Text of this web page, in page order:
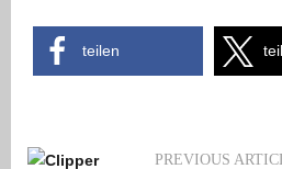
teilen
PREVIOUS